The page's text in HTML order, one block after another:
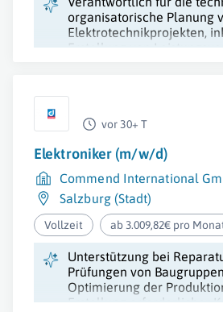
organisatorische Planung
Elektrotechnikprojekten,
Erstellung von
vor 30+ T
Elektroniker (m/w/d)
Commend International
Salzburg (Stadt)
Vollzeit ab 3.009,82€ pro
Unterstützung bei
Prüfungen von
Optimierung der
Erstellung erforderlicher